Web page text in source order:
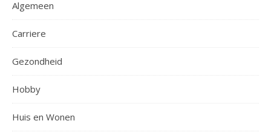
Algemeen
Carriere
Gezondheid
Hobby
Huis en Wonen